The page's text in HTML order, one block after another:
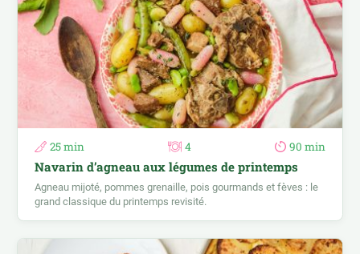
25 min 4 90 min
Navarin d’agneau aux légumes de printemps
Agneau mijoté, pommes grenaille, pois gourmands et fèves : le
grand classique du printemps revisité.